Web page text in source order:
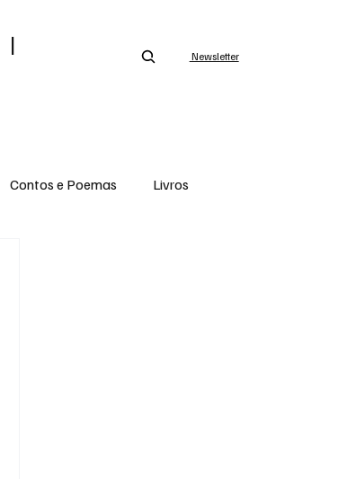
Newsletter
|
Contos e Poemas Livros